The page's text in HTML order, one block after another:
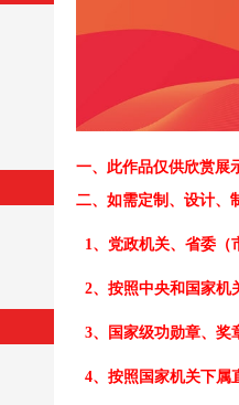
一、 此作品仅供欣赏展
二、 如需定制、设计、
1、党政机关、省委（
2、按照中央和国家机
3、国家级功勋章、奖
4、按照国家机关下属